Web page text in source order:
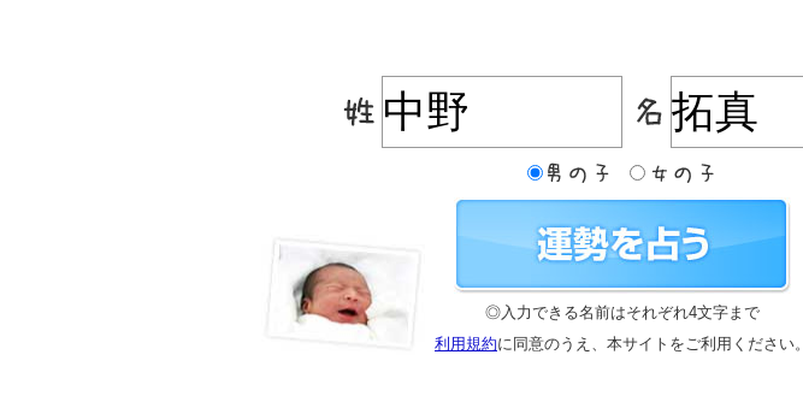
◎入力できる名前はそれぞれ4文字まで
利用規約に同意のうえ、本サイトをご利用ください。